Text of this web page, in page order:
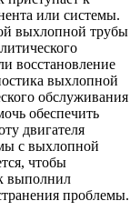
или системы.
выхлопной трубы
восстановление
выхлопной
обслуживания
обеспечить
двигателя
с выхлопной
чтобы
выполнил
проблемы.